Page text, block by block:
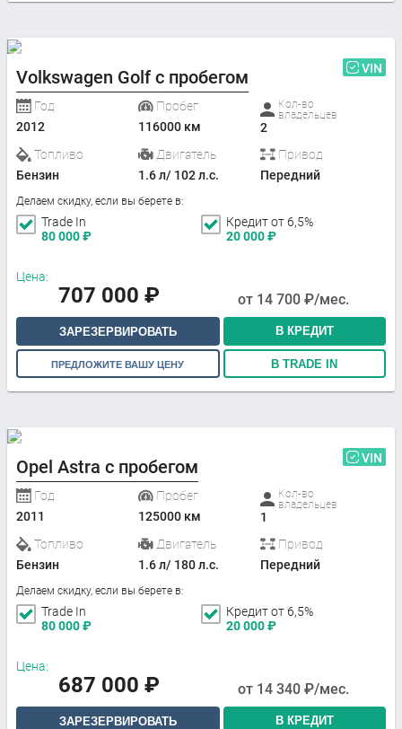
Volkswagen Golf с пробегом VIN
Год
2012
Пробег
116000 км
Кол-во
владельцев
2
Топливо
Бензин
Двигатель
1.6 л/ 102 л.с.
Привод
Передний
Делаем скидку, если вы берете в:
Trade In
80 000₽
Кредит от 6,5%
20 000₽
Цена:
707 000 ₽ от 14 700 ₽/мес.
ЗАРЕЗЕРВИРОВАТЬ В КРЕДИТ
ПРЕДЛОЖИТЕ ВАШУ ЦЕНУ В TRADE IN
Opel Astra с пробегом VIN
Год
2011
Пробег
125000 км
Кол-во
владельцев
1
Топливо
Бензин
Двигатель
1.6 л/ 180 л.с.
Привод
Передний
Делаем скидку, если вы берете в:
Trade In
80 000₽
Кредит от 6,5%
20 000₽
Цена:
687 000 ₽ от 14 340 ₽/мес.
ЗАРЕЗЕРВИРОВАТЬ В КРЕДИТ